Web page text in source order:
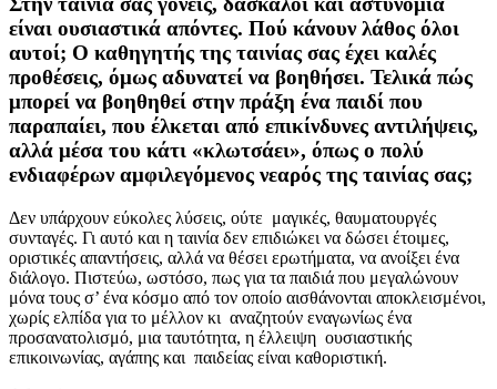
είναι ουσιαστικά απόντες. Πού κάνουν λάθος όλοι
αυτοί; Ο καθηγητής της ταινίας σας έχει καλές
προθέσεις, όμως αδυνατεί να βοηθήσει. Τελικά πώς
μπορεί να βοηθηθεί στην πράξη ένα παιδί που
παραπαίει, που έλκεται από επικίνδυνες αντιλήψεις,
αλλά μέσα του κάτι «κλωτσάει», όπως ο πολύ
ενδιαφέρων αμφιλεγόμενος νεαρός της ταινίας σας;
Δεν υπάρχουν εύκολες λύσεις, ούτε μαγικές, θαυματουργές
συνταγές. Γι αυτό και η ταινία δεν επιδιώκει να δώσει έτοιμες,
οριστικές απαντήσεις, αλλά να θέσει ερωτήματα, να ανοίξει ένα
διάλογο. Πιστεύω, ωστόσο, πως για τα παιδιά που μεγαλώνουν
μόνα τους σ’ ένα κόσμο από τον οποίο αισθάνονται αποκλεισμένοι,
χωρίς ελπίδα για το μέλλον κι αναζητούν εναγωνίως ένα
προσανατολισμό, μια ταυτότητα, η έλλειψη ουσιαστικής
επικοινωνίας, αγάπης και παιδείας είναι καθοριστική.